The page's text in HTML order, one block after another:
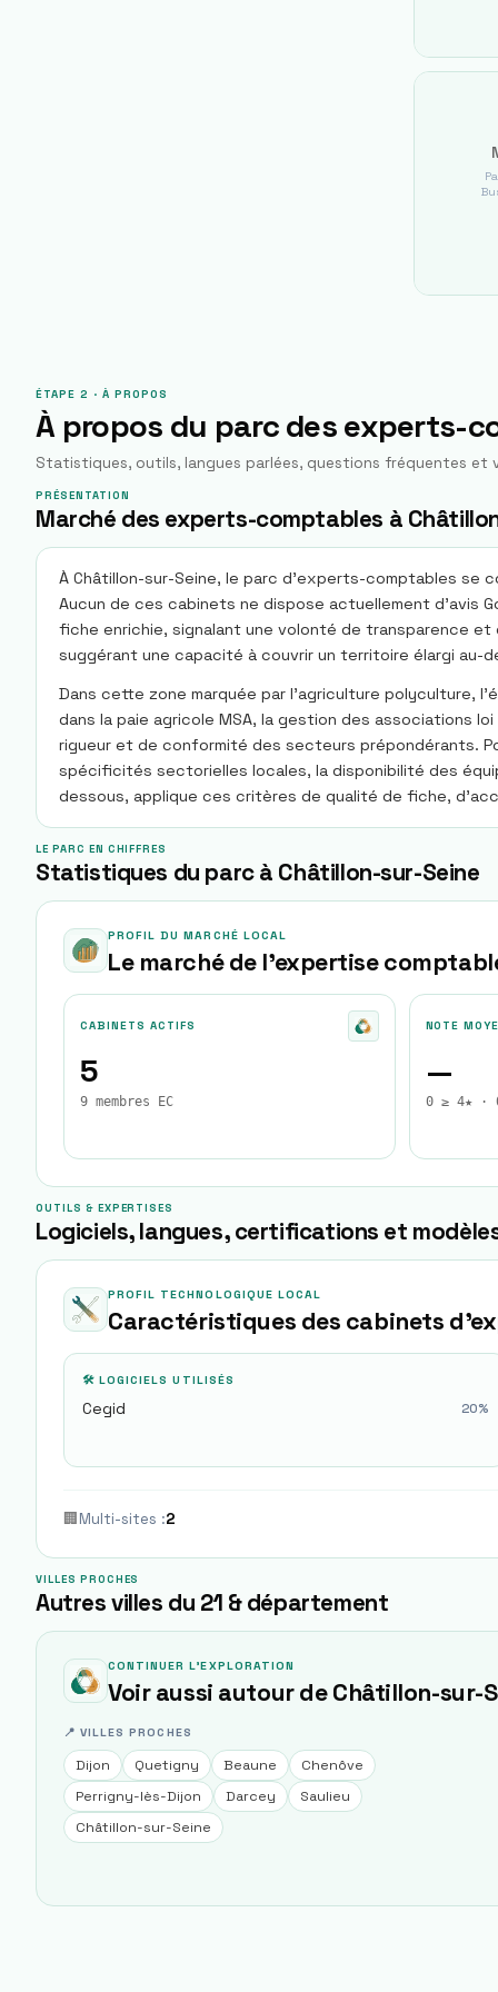
ÉTAPE 2 · À PROPOS
À propos du parc des experts-
Statistiques, outils, langues parlées, questions fréquentes et
PRÉSENTATION
Marché des experts-comptables à
À Châtillon-sur-Seine, le parc d’experts-comptables
Aucun de ces cabinets ne dispose actuellement d’avis
fiche enrichie, signalant une volonté de transparence
suggérant une capacité à couvrir un territoire élargi au-
Dans cette zone marquée par l’agriculture polyculture,
dans la paie agricole MSA, la gestion des associations
rigueur et de conformité des secteurs prépondérants.
spécificités sectorielles locales, la disponibilité des
dessous, applique ces critères de qualité de fiche,
LE PARC EN CHIFFRES
Statistiques du parc à Châtillon-sur-Seine
PROFIL DU MARCHÉ LOCAL
Le marché de l'expertise
CABINETS ACTIFS
5
9 membres EC
NOTE
—
0 ≥ 4★ ·
OUTILS & EXPERTISES
Logiciels, langues, certifications et
PROFIL TECHNOLOGIQUE LOCAL
Caractéristiques des cabinets
🛠 LOGICIELS UTILISÉS
Cegid 20%
🏢 Multi-sites :2
VILLES PROCHES
Autres villes du 21 & département
CONTINUER L'EXPLORATION
Voir aussi autour deChâtillon-sur-
📍 VILLES PROCHES
Dijon Quetigny Beaune
Chenôve
Perrigny-lès-Dijon
Darcey
Saulieu
Châtillon-sur-Seine